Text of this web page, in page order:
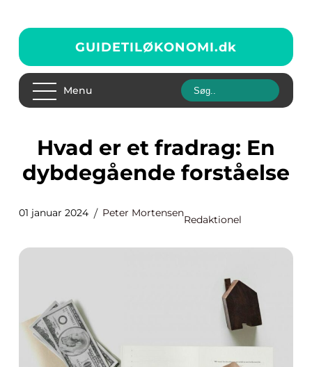
GUIDETILØKONOMI.dk
Menu
Hvad er et fradrag: En
dybdegående forståelse
01 januar 2024 Peter Mortensen
Redaktionel